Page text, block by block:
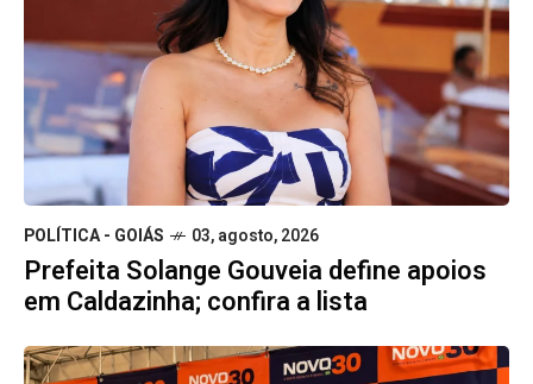
POLÍTICA - GOIÁS 03, agosto, 2026
Prefeita Solange Gouveia define apoios
em Caldazinha; confira a lista